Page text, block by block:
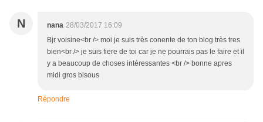
N nana 28/03/2017 16:09
Bjr voisine<br /> moi je suis très conente de ton blog très tres
bien<br /> je suis fiere de toi car je ne pourrais pas le faire et il
y a beaucoup de choses intéressantes <br /> bonne apres
midi gros bisous
Répondre